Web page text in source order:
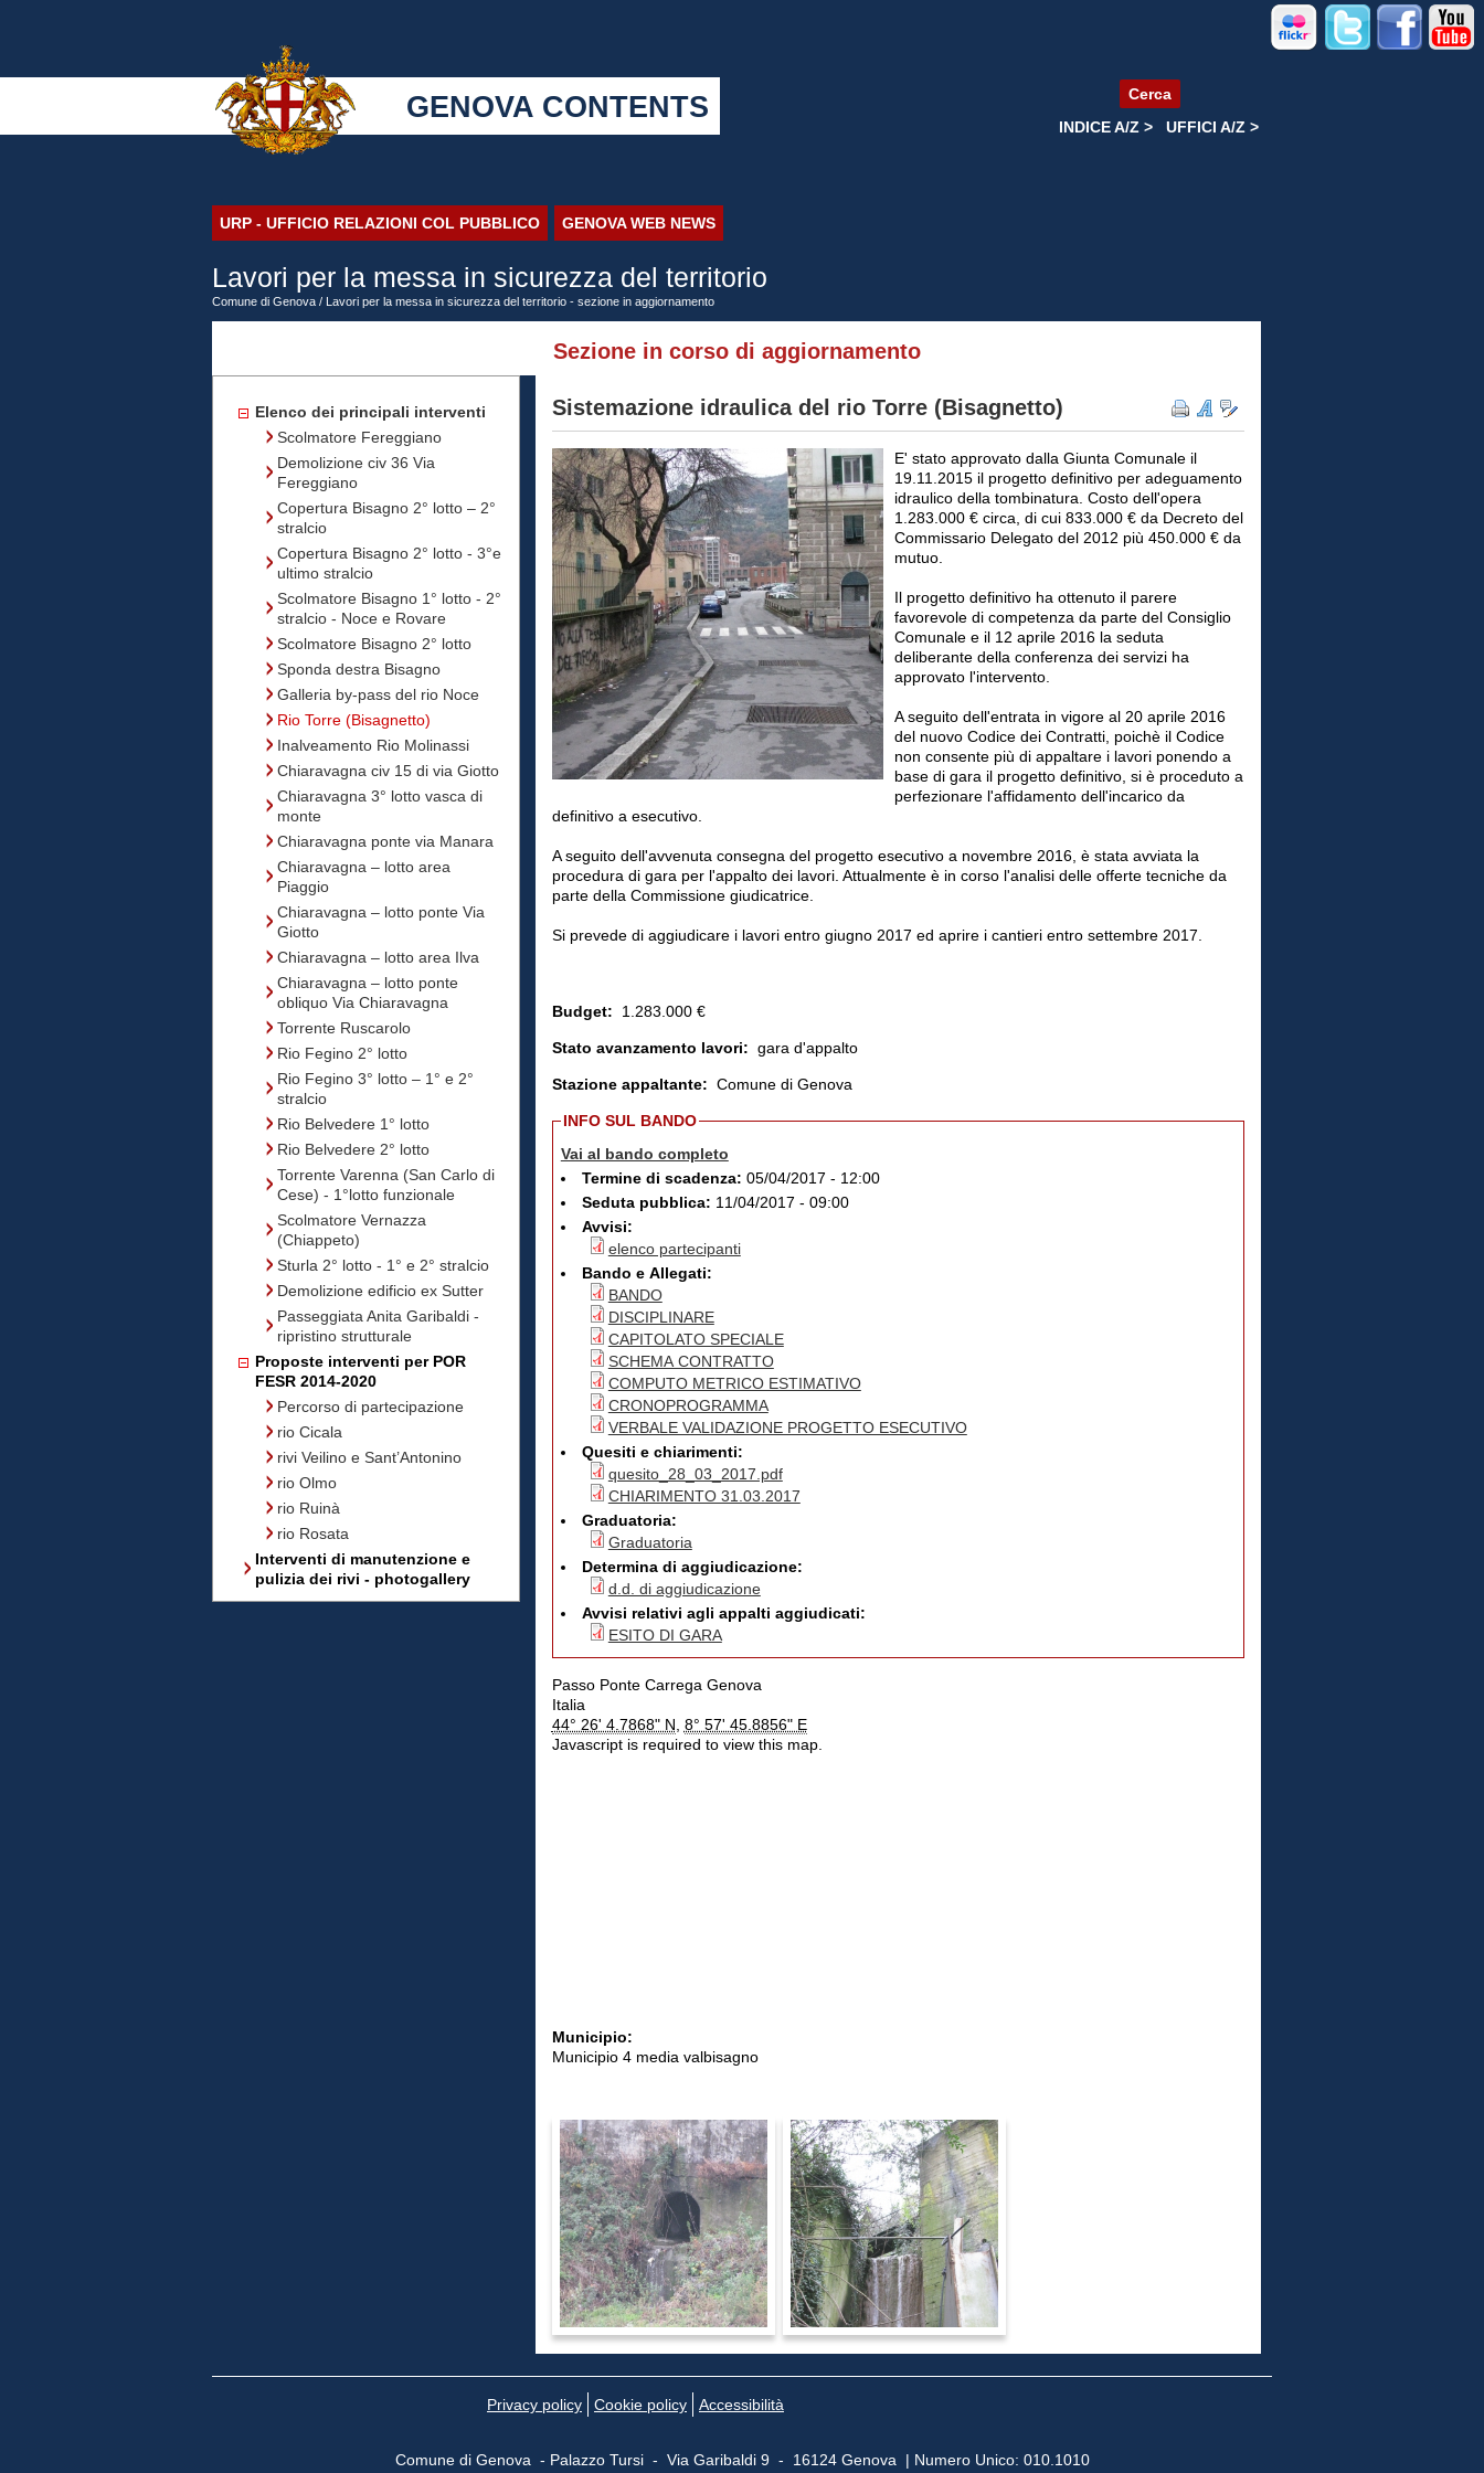
GENOVA CONTENTS
Cerca
INDICE A/Z >
UFFICI A/Z >
URP - UFFICIO RELAZIONI COL PUBBLICO GENOVA WEB NEWS
Lavori per la messa in sicurezza del territorio
Comune di Genova / Lavori per la messa in sicurezza del territorio - sezione in aggiornamento
Sezione in corso di aggiornamento
Elenco dei principali interventi
Scolmatore Fereggiano
Demolizione civ 36 Via
Fereggiano
Copertura Bisagno 2° lotto – 2°
stralcio
Copertura Bisagno 2° lotto - 3°e
ultimo stralcio
Scolmatore Bisagno 1° lotto - 2°
stralcio - Noce e Rovare
Scolmatore Bisagno 2° lotto
Sponda destra Bisagno
Galleria by-pass del rio Noce
Rio Torre (Bisagnetto)
Inalveamento Rio Molinassi
Chiaravagna civ 15 di via Giotto
Chiaravagna 3° lotto vasca di
monte
Chiaravagna ponte via Manara
Chiaravagna – lotto area
Piaggio
Chiaravagna – lotto ponte Via
Giotto
Chiaravagna – lotto area Ilva
Chiaravagna – lotto ponte
obliquo Via Chiaravagna
Torrente Ruscarolo
Rio Fegino 2° lotto
Rio Fegino 3° lotto – 1° e 2°
stralcio
Rio Belvedere 1° lotto
Rio Belvedere 2° lotto
Torrente Varenna (San Carlo di
Cese) - 1°lotto funzionale
Scolmatore Vernazza
(Chiappeto)
Sturla 2° lotto - 1° e 2° stralcio
Demolizione edificio ex Sutter
Passeggiata Anita Garibaldi -
ripristino strutturale
Proposte interventi per POR
FESR 2014-2020
Percorso di partecipazione
rio Cicala
rivi Veilino e Sant’Antonino
rio Olmo
rio Ruinà
rio Rosata
Interventi di manutenzione e
pulizia dei rivi - photogallery
Sistemazione idraulica del rio Torre (Bisagnetto)
E' stato approvato dalla Giunta Comunale il
19.11.2015 il progetto definitivo per adeguamento
idraulico della tombinatura. Costo dell'opera
1.283.000 € circa, di cui 833.000 € da Decreto del
Commissario Delegato del 2012 più 450.000 € da
mutuo.
Il progetto definitivo ha ottenuto il parere
favorevole di competenza da parte del Consiglio
Comunale e il 12 aprile 2016 la seduta
deliberante della conferenza dei servizi ha
approvato l'intervento.
A seguito dell'entrata in vigore al 20 aprile 2016
del nuovo Codice dei Contratti, poichè il Codice
non consente più di appaltare i lavori ponendo a
base di gara il progetto definitivo, si è proceduto a
perfezionare l'affidamento dell'incarico da
definitivo a esecutivo.
A seguito dell'avvenuta consegna del progetto esecutivo a novembre 2016, è stata avviata la
procedura di gara per l'appalto dei lavori. Attualmente è in corso l'analisi delle offerte tecniche da
parte della Commissione giudicatrice.
Si prevede di aggiudicare i lavori entro giugno 2017 ed aprire i cantieri entro settembre 2017.
Budget: 1.283.000 €
Stato avanzamento lavori: gara d'appalto
Stazione appaltante: Comune di Genova
INFO SUL BANDO
Vai al bando completo
Termine di scadenza: 05/04/2017 - 12:00
Seduta pubblica: 11/04/2017 - 09:00
Avvisi:
elenco partecipanti
Bando e Allegati:
BANDO
DISCIPLINARE
CAPITOLATO SPECIALE
SCHEMA CONTRATTO
COMPUTO METRICO ESTIMATIVO
CRONOPROGRAMMA
VERBALE VALIDAZIONE PROGETTO ESECUTIVO
Quesiti e chiarimenti:
quesito_28_03_2017.pdf
CHIARIMENTO 31.03.2017
Graduatoria:
Graduatoria
Determina di aggiudicazione:
d.d. di aggiudicazione
Avvisi relativi agli appalti aggiudicati:
ESITO DI GARA
Passo Ponte Carrega Genova
Italia
44° 26' 4.7868" N 8° 57' 45.8856" E
Javascript is required to view this map.
Municipio:
Municipio 4 media valbisagno
Privacy policy Cookie policy Accessibilità
Comune di Genova - Palazzo Tursi - Via Garibaldi 9 - 16124 Genova | Numero Unico: 010.1010